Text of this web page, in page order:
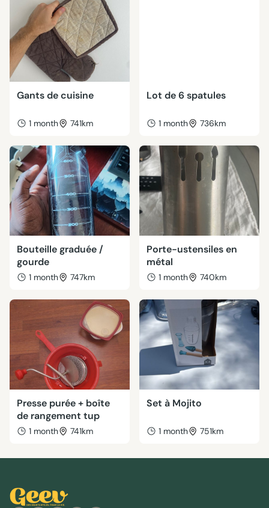
Gants de cuisine
1 month 741km
Lot de 6 spatules
1 month 736km
Bouteille graduée /
gourde
1 month 747km
Porte-ustensiles en
métal
1 month 740km
Presse purée + boîte
de rangement tup
1 month 741km
Set à Mojito
1 month 751km